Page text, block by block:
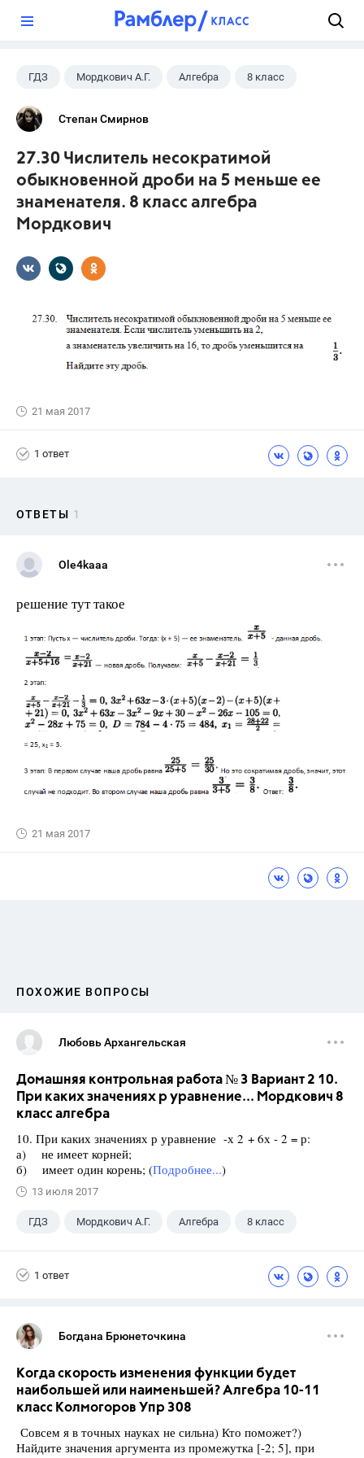
ГДЗ Мордкович А.Г. Алгебра 8 класс
Степан Смирнов
27.30 Числитель несократимой
обыкновенной дроби на 5 меньше ее
знаменателя. 8 класс алгебра
Мордкович
21 мая 2017
1 ответ
ОТВЕТЫ 1
Ole4kaaa
решение тут такое
21 мая 2017
ПОХОЖИЕ ВОПРОСЫ
Любовь Архангельская
Домашняя контрольная работа № 3 Вариант 2 10.
При каких значениях р уравнение... Мордкович 8
класс алгебра
10. При каких значениях р уравнение -х 2 + 6х - 2 = р:
а) не имеет корней;
б) имеет один корень; (Подробнее...)
13 июля 2017
ГДЗ Мордкович А.Г. Алгебра 8 класс
1 ответ
Богдана Брюнеточкина
Когда скорость изменения функции будет
наибольшей или наименьшей? Алгебра 10-11
класс Колмогоров Упр 308
Совсем я в точных науках не сильна) Кто поможет?)
Найдите значения аргумента из промежутка [-2; 5], при